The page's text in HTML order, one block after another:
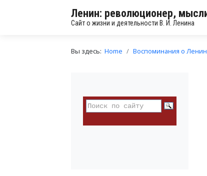
Ленин: революционер,
Сайт о жизни и деятельности В. И. Ленина
Вы здесь: Home Воспоминания о